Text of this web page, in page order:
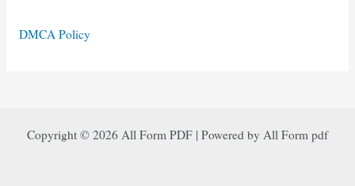
DMCA Policy
Copyright © 2026 All Form PDF | Powered by All Form pdf